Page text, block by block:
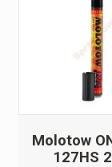
Molotow
127HS